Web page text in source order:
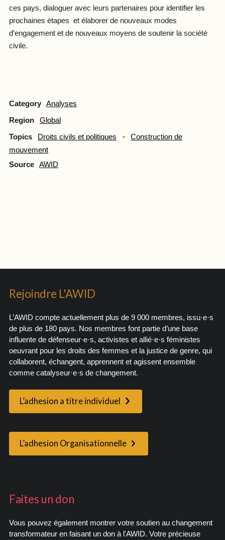
ces pays, dialoguer avec leurs partenaires pour identifier les
prochaines étapes et élaborer de nouveaux modes
d’engagement et de nouveaux moyens de soutenir la société
civile.
Category Analyses
Region Global
Topics Droits civils et politiques
Construction de
mouvement
Source
AWID
Rejoindre L'AWID
L’AWID compte actuellement plus de 9 000 membres, issu·e·s
de plus de 180 pays. Nos membres font partie d’une base
influente de défenseur·e·s, activistes et allié·e·s féministes
oeuvrant pour les droits des femmes et la justice de genre, qui
collaborent, échangent, apprennent et agissent ensemble
comme catalyseur·e·s de changement.
L’adhesion a titre individuel
L’adhesion Organisationnelle
Faites un don
Vous pouvez également montrer votre soutien au changement
transformateur en faisant un don à l'AWID. Votre précieuse